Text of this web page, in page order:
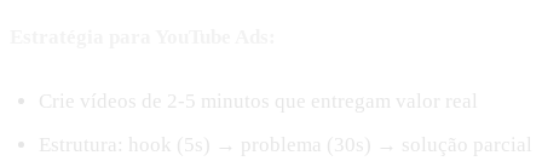
Crie vídeos de 2-5 minutos que entregam valor real
Estrutura: hook (5s) → problema (30s) → solução parcial